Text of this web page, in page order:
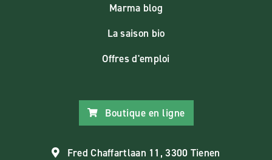
Marma blog
La saison bio
Offres d'emploi
Boutique en ligne
Fred Chaffartlaan 11, 3300 Tienen